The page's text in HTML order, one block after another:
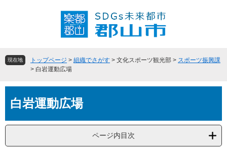
頭
飛
へ
現在地 トップページ > 組織でさがす > 文化スポーツ観光部 > スポーツ振興課
> 白岩運動広場
文白岩運動広場
ページ内目次